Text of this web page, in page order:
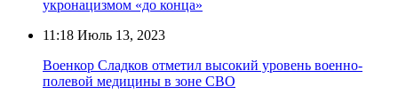
укронацизмом «до конца»
11:18 Июль 13, 2023
Военкор Сладков отметил высокий уровень военно-
полевой медицины в зоне СВО